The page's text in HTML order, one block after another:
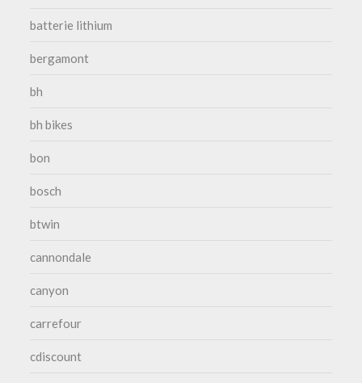
batterie lithium
bergamont
bh
bh bikes
bon
bosch
btwin
cannondale
canyon
carrefour
cdiscount